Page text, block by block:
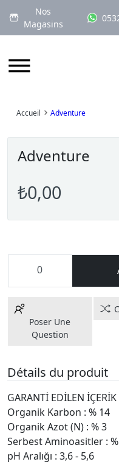
Nos
Magasins
Accueil Adventure
Adventure
₺0,00
Poser Une
Question
Détails du produit
GARANTİ EDİLEN
Organik Karbon : % 14
Organik Azot (N) : % 3
Serbest Aminoasitler :
pH Aralığı : 3,6 - 5,6